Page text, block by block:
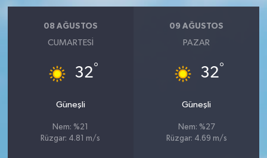
08 AĞUSTOS
CUMARTESI
32°
Güneşli
Nem: %21
Rüzgar: 4.81 m/s
09 AĞUSTOS
PAZAR
32°
Güneşli
Nem: %27
Rüzgar: 4.69 m/s